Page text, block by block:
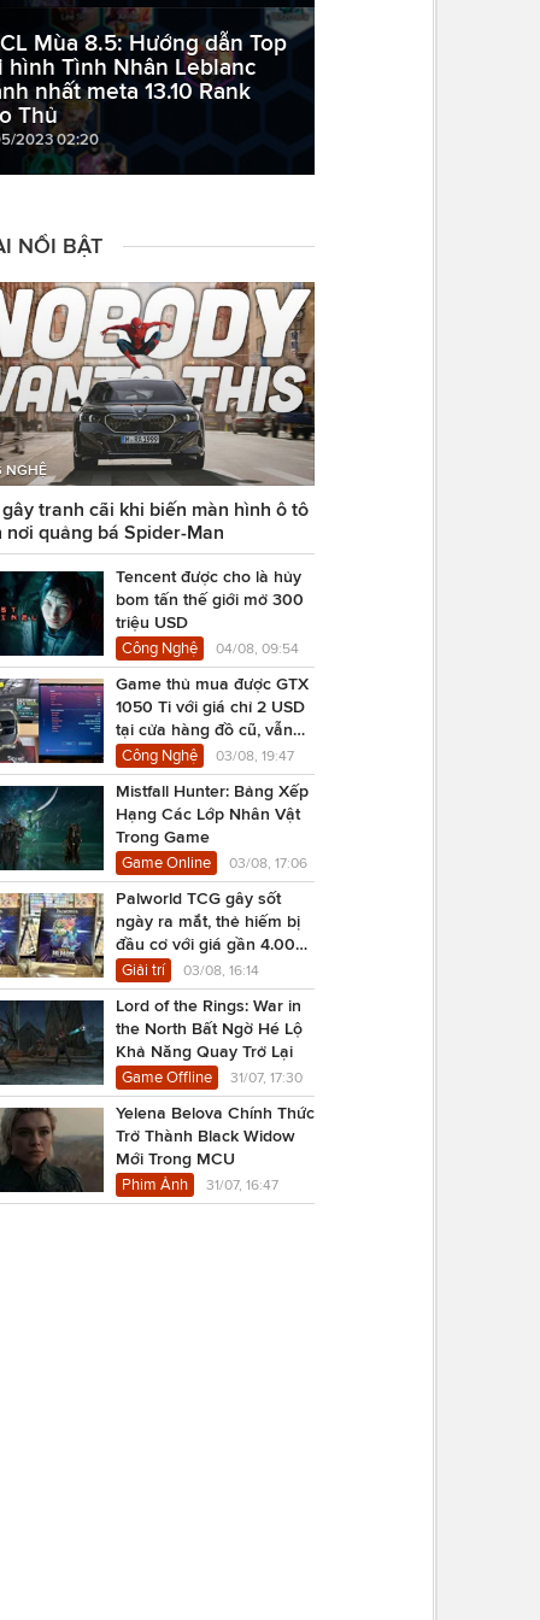
Mùa 8.5: Hướng dẫn Top
hình Tình Nhân Leblanc
nhất meta 13.10 Rank
Thủ
2023 02:20
NỔI BẬT
NGHỆ
gây tranh cãi khi biến màn hình ô tô
nơi quảng bá Spider-Man
Tencent được cho là hủy
bom tấn thế giới mở 300
triệu USD
Công Nghệ 04/08, 09:54
Game thủ mua được GTX
1050 Ti với giá chỉ 2 USD
tại cửa hàng đồ cũ, vẫn
chạy Cyberpunk 2077
Công Nghệ 03/08, 19:47
Mistfall Hunter: Bảng Xếp
Hạng Các Lớp Nhân Vật
Trong Game
Game Online 03/08, 17:06
Palworld TCG gây sốt
ngày ra mắt, thẻ hiếm bị
đầu cơ với giá gần 4.000
USD
Giải trí 03/08, 16:14
Lord of the Rings: War in
the North Bất Ngờ Hé Lộ
Khả Năng Quay Trở Lại
Game Offline 31/07, 17:30
Yelena Belova Chính Thức
Trở Thành Black Widow
Mới Trong MCU
Phim Ảnh 31/07, 16:47